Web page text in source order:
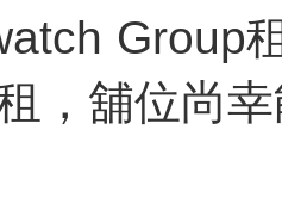
Group
，舖位尚